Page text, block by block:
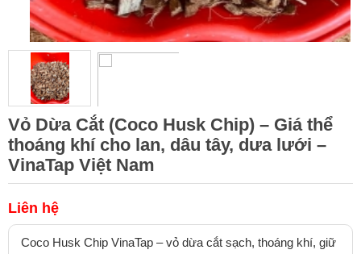
Vỏ Dừa Cắt (Coco Husk Chip) – Giá thể
thoáng khí cho lan, dâu tây, dưa lưới –
VinaTap Việt Nam
Liên hệ
Coco Husk Chip VinaTap – vỏ dừa cắt sạch, thoáng khí, giữ